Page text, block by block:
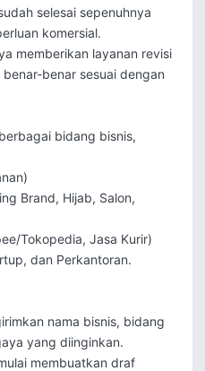
selesai sepenuhnya
komersial.
memberikan layanan revisi
benar sesuai dengan
bidang bisnis,
Brand, Hijab, Salon,
Tokopedia, Jasa Kurir)
dan Perkantoran.
nama bisnis, bidang
yang diinginkan.
membuatkan draf